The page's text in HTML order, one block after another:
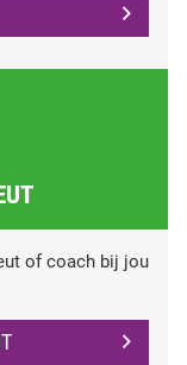
of coach bij jou